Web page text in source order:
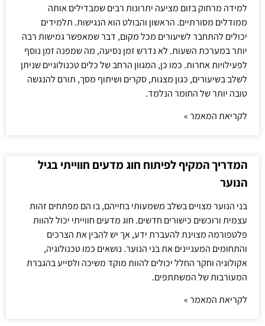
למידה מרחוק בזום מציעה יתרונות רבים שמבדילים אותה
ממודלים מסורתיים. הראשון והבולט הוא הנגישות. תלמידים
יכולים להתחבר לשיעורים מכל מקום, דבר שמאפשר גמישות רבה
יותר במערכת השעות. לא נדרש זמן נסיעה, מה שמפנה זמן נוסף
לפעילויות אחרות. כמו כן, המגוון הרחב של כלים טכנולוגיים שניתן
לשלב בשיעורים, כגון מצגות, סקרים ושיתוף מסך, תורם להנגשה
טובה יותר של החומר הנלמד.
לקריאת המאמר »
המדריך המקיף לפיתוח חוג מדעים חווייתי בגיל
הנוער
בני הנוער מצויים בשלב משמעותי בחייהם, בו הם מפתחים זהות
עצמית ורוכשים כישורים חדשים. חוג מדעים חווייתי יכול להוות
פלטפורמה מצוינת להעברת ידע, אך יש להבין את הצרכים
והתחומים המעניינים את בני הנוער. נושאים כמו טכנולוגיה,
אקולוגיה וחקר החלל יכולים להוות מוקד משיכה ולסייע בהגברת
המעורבות של המשתתפים.
לקריאת המאמר »